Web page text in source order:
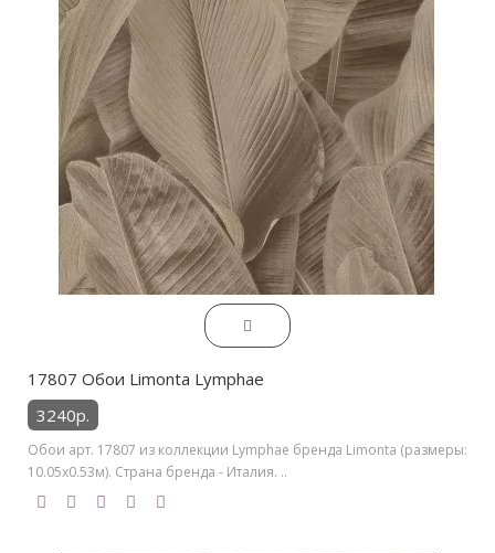
17807 Обои Limonta Lymphae
3240р.
Обои арт. 17807 из коллекции Lymphae бренда Limonta (размеры:
10.05х0.53м). Страна бренда - Италия. ..